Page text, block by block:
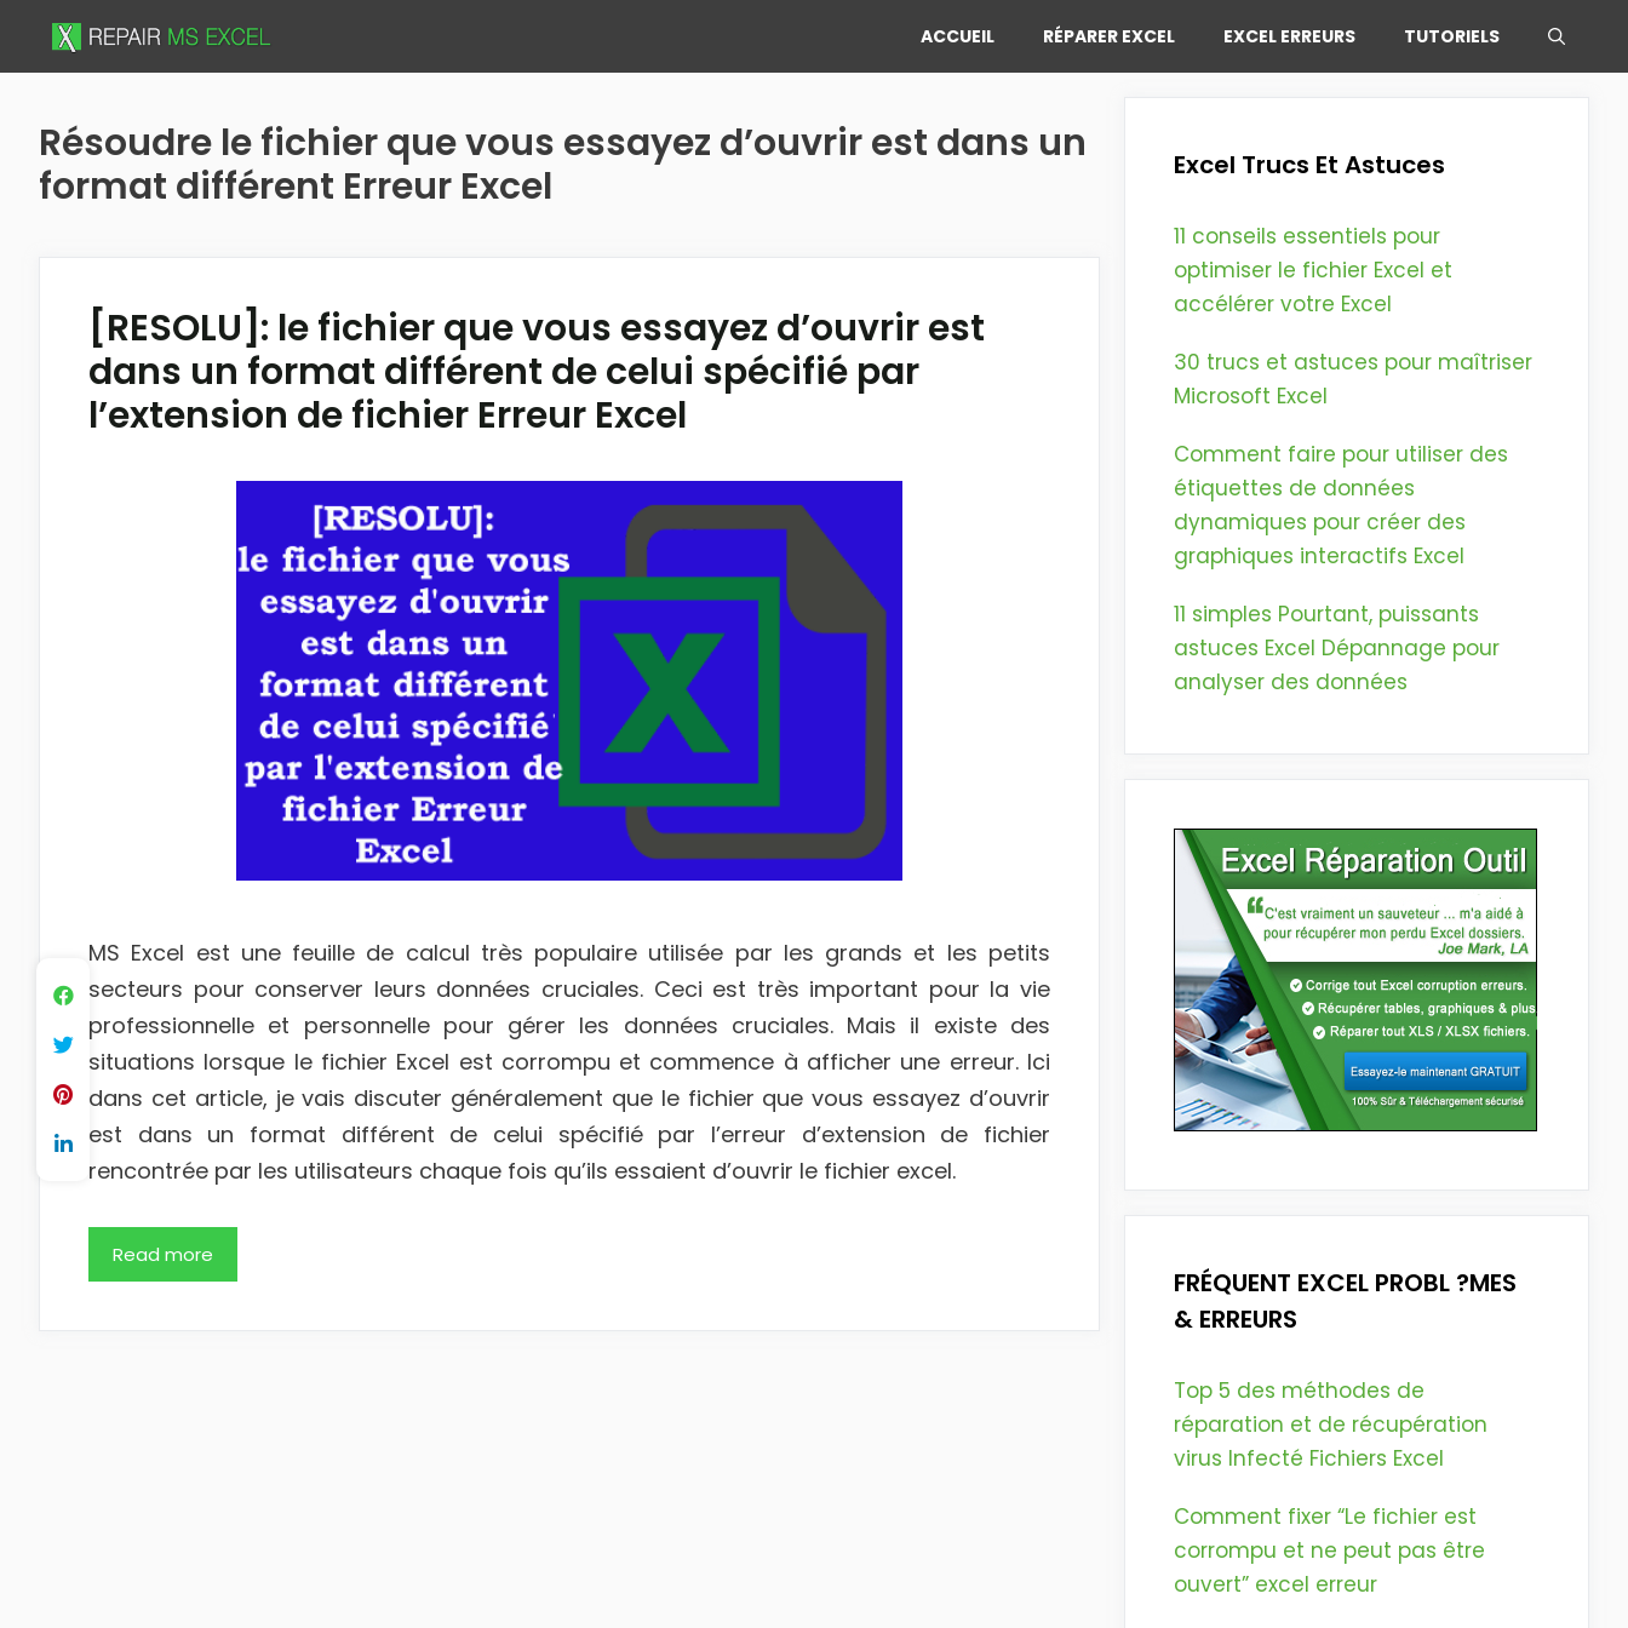
ACCUEIL RÉPARER EXCEL EXCEL ERREURS TUTORIELS
Résoudre le fichier que vous essayez d’ouvrir est dans un
format différent Erreur Excel
[RESOLU]: le fichier que vous essayez d’ouvrir est
dans un format différent de celui spécifié par
l’extension de fichier Erreur Excel
MS Excel est une feuille de calcul très populaire utilisée par les grands et les petits
secteurs pour conserver leurs données cruciales. Ceci est très important pour la vie
professionnelle et personnelle pour gérer les données cruciales. Mais il existe des
situations lorsque le fichier Excel est corrompu et commence à afficher une erreur. Ici
dans cet article, je vais discuter généralement que le fichier que vous essayez d’ouvrir
est dans un format différent de celui spécifié par l’erreur d’extension de fichier
rencontrée par les utilisateurs chaque fois qu’ils essaient d’ouvrir le fichier excel.
Read more
Excel Trucs Et Astuces
11 conseils essentiels pour
optimiser le fichier Excel et
accélérer votre Excel
30 trucs et astuces pour maîtriser
Microsoft Excel
Comment faire pour utiliser des
étiquettes de données
dynamiques pour créer des
graphiques interactifs Excel
11 simples Pourtant, puissants
astuces Excel Dépannage pour
analyser des données
FRÉQUENT EXCEL PROBL ?MES
& ERREURS
Top 5 des méthodes de
réparation et de récupération
virus Infecté Fichiers Excel
Comment fixer “Le fichier est
corrompu et ne peut pas être
ouvert” excel erreur